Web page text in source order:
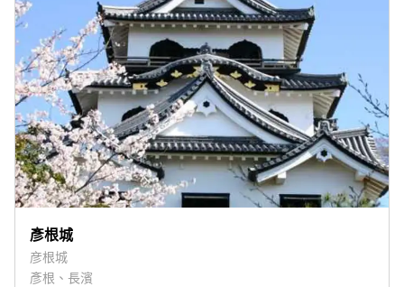
彥根城
彦根城
彥根、長濱